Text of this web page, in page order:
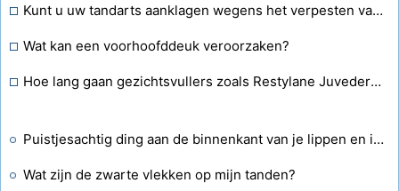
Kunt u uw tandarts aanklagen wegens het verpesten van het werk van de orthodontist. Ik heb mijn beugel eraf gehaald en ben naar fineerwerk gegaan. Door hem bijten zijn de tanden scheef etc. Is het allemaal in de war?
Wat kan een voorhoofddeuk veroorzaken?
Hoe lang gaan gezichtsvullers zoals Restylane Juvederm Radiesse en Sculptra mee?
Puistjesachtig ding aan de binnenkant van je lippen en ik weet niet zeker wat het is, maar je vroeg je af of je daar puistjes kunt krijgen?
Wat zijn de zwarte vlekken op mijn tanden?